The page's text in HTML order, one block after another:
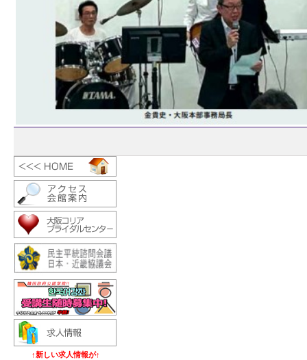
↑新しい求人情報が↑